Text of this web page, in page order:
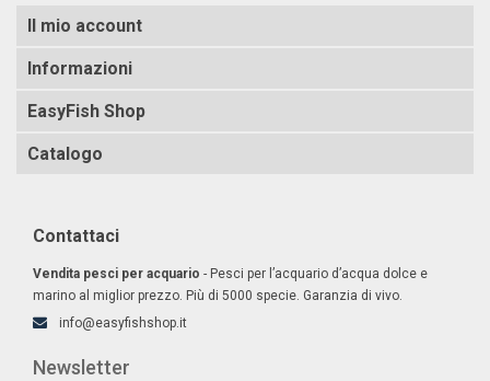
Il mio account
Informazioni
EasyFish Shop
Catalogo
Contattaci
Vendita pesci per acquario - Pesci per l’acquario d’acqua dolce e
marino al miglior prezzo. Più di 5000 specie. Garanzia di vivo.
info@easyfishshop.it
Newsletter